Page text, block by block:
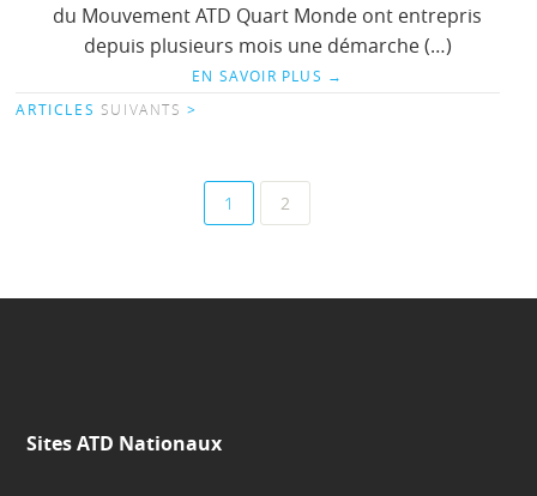
du Mouvement ATD Quart Monde ont entrepris
depuis plusieurs mois une démarche (…)
EN SAVOIR PLUS →
ARTICLES SUIVANTS >
1 2
Sites ATD Nationaux